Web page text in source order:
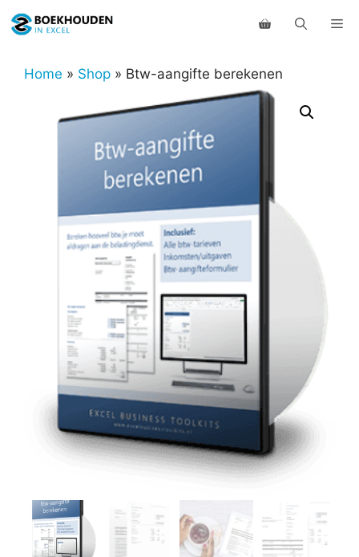
naar
inhoudHome » Shop » Btw-aangifte berekenen